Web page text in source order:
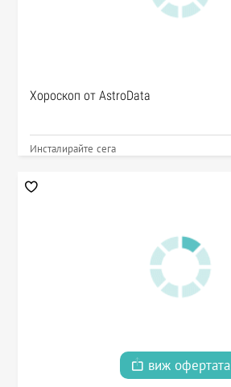
Хороскоп от AstroData
Инсталирайте сега
виж офертата